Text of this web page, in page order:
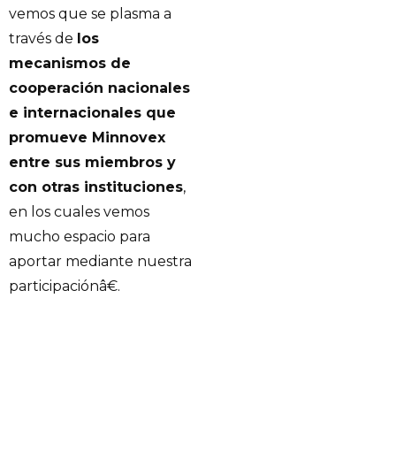
vemos que se plasma a
través de los
mecanismos de
cooperación nacionales
e internacionales que
promueve Minnovex
entre sus miembros y
con otras instituciones,
en los cuales vemos
mucho espacio para
aportar mediante nuestra
participaciónâ€.